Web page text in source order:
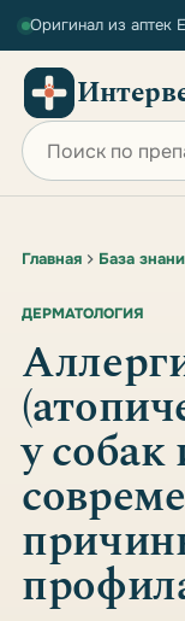
Оригинал из аптек
Поиск по сайту
Главная База
ДЕРМАТОЛОГИЯ
у